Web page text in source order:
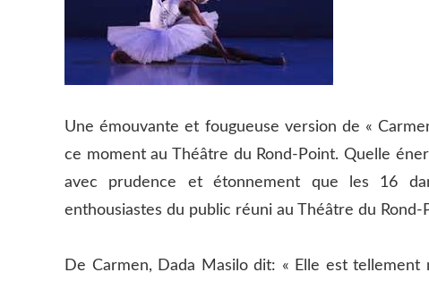
Une émouvante et fougueuse version de «
ce moment au Théâtre du Rond-Point. Quelle
avec prudence et étonnement que les 16
enthousiastes du public réuni au Théâtre du Rond-
De Carmen, Dada Masilo dit: « Elle est